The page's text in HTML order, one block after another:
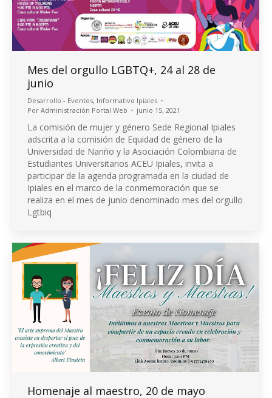
Mes del orgullo LGBTQ+, 24 al 28 de
junio
Desarrollo - Eventos, Informativo Ipiales
Por Administración Portal Web junio 15, 2021
La comisión de mujer y género Sede Regional Ipiales
adscrita a la comisión de Equidad de género de la
Universidad de Nariño y la Asociación Colombiana de
Estudiantes Universitarios ACEU Ipiales, invita a
participar de la agenda programada en la ciudad de
Ipiales en el marco de la conmemoración que se
realiza en el mes de junio denominado mes del orgullo
Lgtbiq
Homenaje al maestro, 20 de mayo